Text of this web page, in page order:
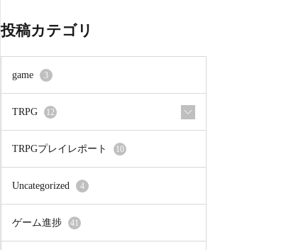
投稿カテゴリ
game 3
TRPG 12
TRPGプレイレポート 10
Uncategorized 4
ゲーム進捗 41